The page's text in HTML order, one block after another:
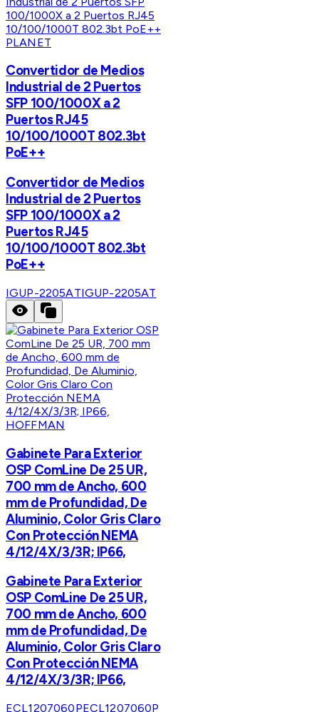
PLANET
Convertidor de Medios
Industrial de 2 Puertos
SFP 100/1000X a 2
Puertos RJ45
10/100/1000T 802.3bt
PoE++
Convertidor de Medios
Industrial de 2 Puertos
SFP 100/1000X a 2
Puertos RJ45
10/100/1000T 802.3bt
PoE++
IGUP-2205ATIGUP-2205AT
HOFFMAN
Gabinete Para Exterior
OSP ComLine De 25 UR,
700 mm de Ancho, 600
mm de Profundidad, De
Aluminio, Color Gris Claro
Con Protección NEMA
4/12/4X/3/3R; IP66,
Gabinete Para Exterior
OSP ComLine De 25 UR,
700 mm de Ancho, 600
mm de Profundidad, De
Aluminio, Color Gris Claro
Con Protección NEMA
4/12/4X/3/3R; IP66,
ECL1207060PECL1207060P